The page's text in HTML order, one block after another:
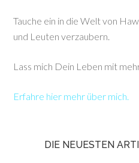
Tauche ein in die Welt von
und Leuten verzaubern.
Lass mich Dein Leben mit
Erfahre hier mehr über mich.
DIE NEUESTEN